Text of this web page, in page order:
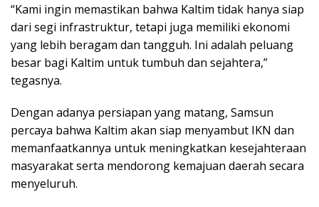
“Kami ingin memastikan bahwa Kaltim tidak hanya siap
dari segi infrastruktur, tetapi juga memiliki ekonomi
yang lebih beragam dan tangguh. Ini adalah peluang
besar bagi Kaltim untuk tumbuh dan sejahtera,”
tegasnya.
Dengan adanya persiapan yang matang, Samsun
percaya bahwa Kaltim akan siap menyambut IKN dan
memanfaatkannya untuk meningkatkan kesejahteraan
masyarakat serta mendorong kemajuan daerah secara
menyeluruh.